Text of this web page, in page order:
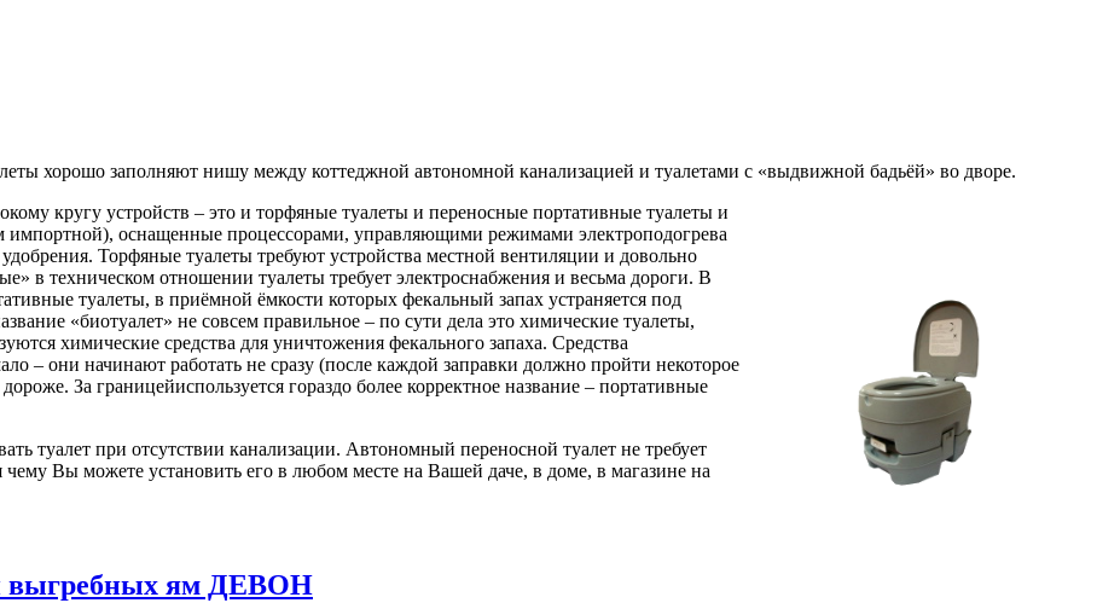
хорошо заполняют нишу между коттеджной автономной канализацией и туалетами с «выдвижной бадьёй» во дворе.
кругу устройств – это и торфяные туалеты и переносные портативные туалеты и
оснащенные процессорами, управляющими режимами электроподогрева
Торфяные туалеты требуют устройства местной вентиляции и довольно
в техническом отношении туалеты требует электроснабжения и весьма дороги. В
туалеты, в приёмной ёмкости которых фекальный запах устраняется под
«биотуалет» не совсем правильное – по сути дела это химические туалеты,
химические средства для уничтожения фекального запаха. Средства
– они начинают работать не сразу (после каждой заправки должно пройти некоторое
За границейиспользуется гораздо более корректное название – портативные
туалет при отсутствии канализации. Автономный переносной туалет не требует
Вы можете установить его в любом месте на Вашей даче, в доме, в магазине на
выгребных ям ДЕВОН